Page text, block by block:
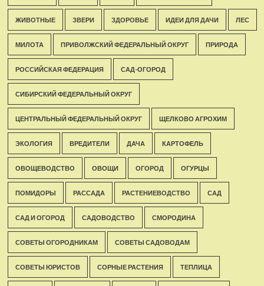
ЖИВОТНЫЕ ЗВЕРИ ЗДОРОВЬЕ ИДЕИ ДЛЯ ДАЧИ ЛЕС
МИЛОТА ПРИВОЛЖСКИЙ ФЕДЕРАЛЬНЫЙ ОКРУГ ПРИРОДА
РОССИЙСКАЯ ФЕДЕРАЦИЯ САД-ОГОРОД
СИБИРСКИЙ ФЕДЕРАЛЬНЫЙ ОКРУГ
ЦЕНТРАЛЬНЫЙ ФЕДЕРАЛЬНЫЙ ОКРУГ ЩЕЛКОВО АГРОХИМ
ЭКОЛОГИЯ ВРЕДИТЕЛИ ДАЧА КАРТОФЕЛЬ
ОВОЩЕВОДСТВО ОВОЩИ ОГОРОД ОГУРЦЫ
ПОМИДОРЫ РАССАДА РАСТЕНИЕВОДСТВО САД
САД И ОГОРОД САДОВОДСТВО СМОРОДИНА
СОВЕТЫ ОГОРОДНИКАМ СОВЕТЫ САДОВОДАМ
СОВЕТЫ ЮРИСТОВ СОРНЫЕ РАСТЕНИЯ ТЕПЛИЦА